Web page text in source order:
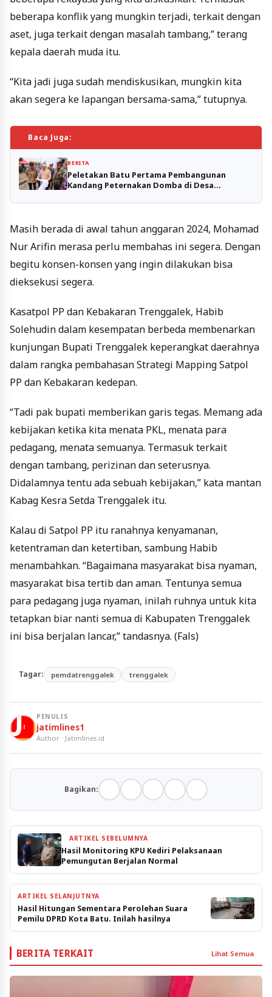
beberapa konflik yang mungkin terjadi, terkait dengan
aset, juga terkait dengan masalah tambang,” terang
kepala daerah muda itu.
“Kita jadi juga sudah mendiskusikan, mungkin kita
akan segera ke lapangan bersama-sama,” tutupnya.
Baca Juga:
BERITA
Peletakan Batu Pertama Pembangunan
Kandang Peternakan Domba di Desa
Masih berada di awal tahun anggaran 2024, Mohamad
Nur Arifin merasa perlu membahas ini segera. Dengan
begitu konsen-konsen yang ingin dilakukan bisa
dieksekusi segera.
Kasatpol PP dan Kebakaran Trenggalek, Habib
Solehudin dalam kesempatan berbeda membenarkan
kunjungan Bupati Trenggalek keperangkat daerahnya
dalam rangka pembahasan Strategi Mapping Satpol
PP dan Kebakaran kedepan.
“Tadi pak bupati memberikan garis tegas. Memang ada
kebijakan ketika kita menata PKL, menata para
pedagang, menata semuanya. Termasuk terkait
dengan tambang, perizinan dan seterusnya.
Didalamnya tentu ada sebuah kebijakan,” kata mantan
Kabag Kesra Setda Trenggalek itu.
Kalau di Satpol PP itu ranahnya kenyamanan,
ketentraman dan ketertiban, sambung Habib
menambahkan. “Bagaimana masyarakat bisa nyaman,
masyarakat bisa tertib dan aman. Tentunya semua
para pedagang juga nyaman, inilah ruhnya untuk kita
tetapkan biar nanti semua di Kabupaten Trenggalek
ini bisa berjalan lancar,” tandasnya. (Fals)
Tagar: pemdatrenggalek trenggalek
PENULIS
jatimlines1
Author · Jatimlines.id
Bagikan:
ARTIKEL SEBELUMNYA
Hasil Monitoring KPU Kediri Pelaksanaan
Pemungutan Berjalan Normal
ARTIKEL SELANJUTNYA
Hasil Hitungan Sementara Perolehan Suara
Pemilu DPRD Kota Batu. Inilah hasilnya
BERITA TERKAIT Lihat Semua